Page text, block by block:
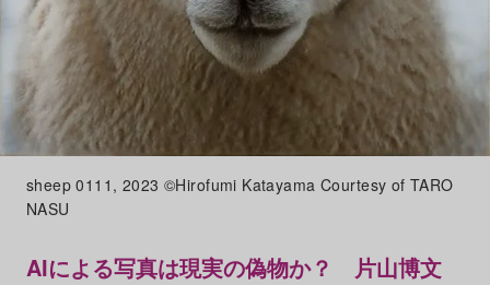
sheep 0111, 2023 ©︎Hirofumi Katayama Courtesy of TARO
NASU
AIによる写真は現実の偽物か？ 片山博文